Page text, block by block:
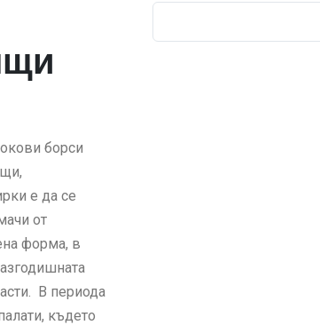
борси
е да се
от
форма, в
В периода
където